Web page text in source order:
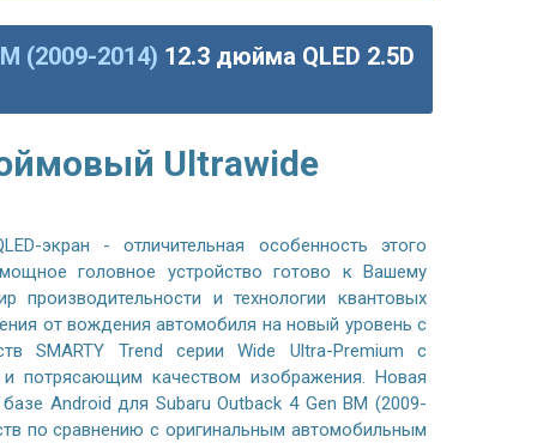
(2009-2014) 12.3 дюйма QLED 2.5D
Ultrawide
экран - отличительная особенность этого
головное устройство готово к Вашему
и технологии квантовых
от вождения автомобиля на новый уровень с
SMARTY Trend серии Wide Ultra-Premium с
потрясающим качеством изображения. Новая
Android для Subaru Outback 4 Gen BM (2009-
по сравнению с оригинальным автомобильным